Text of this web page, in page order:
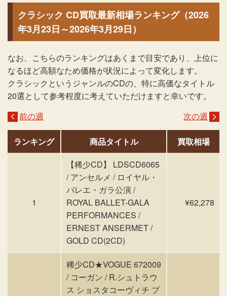
クラシック CD買取最新相場ランキング（2026
年3月23日～2026年3月29日）
なお、こちらのランキングはあくまで目安であり、上位に
なるほど高額なため価格が状況によって変化します。
クラシックというジャンルのCDの、特に高価なタイトル
20選として参考程度に考えていただけますと幸いです。
前の週
次の週
ランキング 商品タイトル 買取相場
1
【稀少CD】 LDSCD6065
/ アンセルメ / ロイヤル・
バレエ・ガラ公演 /
ROYAL BALLET-GALA
PERFORMANCES /
ERNEST ANSERMET /
GOLD CD(2CD)
¥62,278
稀少CD★VOGUE 672009
/ コーガン / R.シュトラウ
ス ショスタコーヴィチ プ